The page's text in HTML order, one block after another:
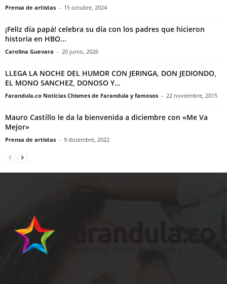
Prensa de artistas - 15 octubre, 2024
¡Feliz día papá! celebra su día con los padres que hicieron
historia en HBO...
Carolina Guevara - 20 junio, 2026
LLEGA LA NOCHE DEL HUMOR CON JERINGA, DON JEDIONDO,
EL MONO SANCHEZ, DONOSO Y...
Farandula.co Noticias Chismes de Farandula y famosos - 22 noviembre, 2015
Mauro Castillo le da la bienvenida a diciembre con «Me Va
Mejor»
Prensa de artistas - 9 diciembre, 2022